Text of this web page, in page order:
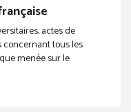
actes de
tous les
menée sur le